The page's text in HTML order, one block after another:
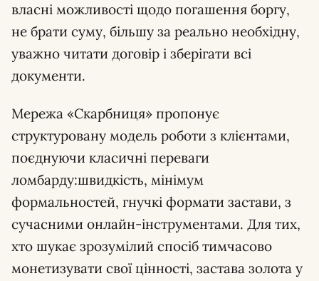
власні можливості щодо погашення боргу,
не брати суму, більшу за реально необхідну,
уважно читати договір і зберігати всі
документи.
Мережа «Скарбниця» пропонує
структуровану модель роботи з клієнтами,
поєднуючи класичні переваги
ломбарду:швидкість, мінімум
формальностей, гнучкі формати застави, з
сучасними онлайн-інструментами. Для тих,
хто шукає зрозумілий спосіб тимчасово
монетизувати свої цінності, застава золота у